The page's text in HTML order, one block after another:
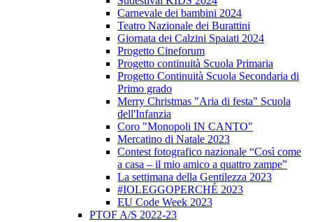
Carnevale dei bambini 2024
Teatro Nazionale dei Burattini
Giornata dei Calzini Spaiati 2024
Progetto Cineforum
Progetto continuità Scuola Primaria
Progetto Continuità Scuola Secondaria di
Primo grado
Merry Christmas "Aria di festa" Scuola
dell'Infanzia
Coro "Monopoli IN CANTO"
Mercatino di Natale 2023
Contest fotografico nazionale “Così come
a casa – il mio amico a quattro zampe”
La settimana della Gentilezza 2023
#IOLEGGOPERCHÉ 2023
EU Code Week 2023
PTOF A/S 2022-23